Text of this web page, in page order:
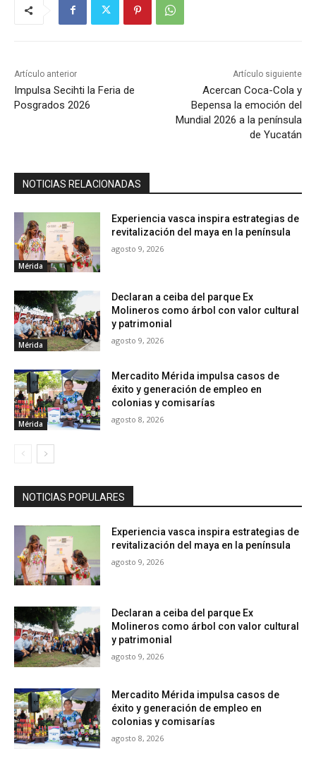
Artículo anterior
Impulsa Secihti la Feria de
Posgrados 2026
Artículo siguiente
Acercan Coca-Cola y
Bepensa la emoción del
Mundial 2026 a la península
de Yucatán
NOTICIAS RELACIONADAS
Mérida
Experiencia vasca inspira estrategias de
revitalización del maya en la península
agosto 9, 2026
Mérida
Declaran a ceiba del parque Ex
Molineros como árbol con valor cultural
y patrimonial
agosto 9, 2026
Mérida
Mercadito Mérida impulsa casos de
éxito y generación de empleo en
colonias y comisarías
agosto 8, 2026
NOTICIAS POPULARES
Experiencia vasca inspira estrategias de
revitalización del maya en la península
agosto 9, 2026
Declaran a ceiba del parque Ex
Molineros como árbol con valor cultural
y patrimonial
agosto 9, 2026
Mercadito Mérida impulsa casos de
éxito y generación de empleo en
colonias y comisarías
agosto 8, 2026